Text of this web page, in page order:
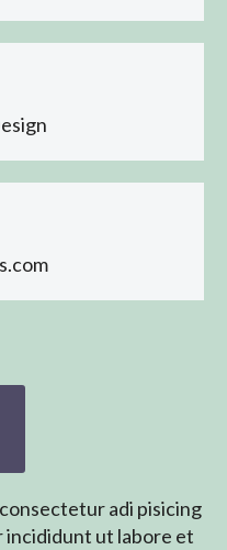
adi pisicing
incididunt ut labore et